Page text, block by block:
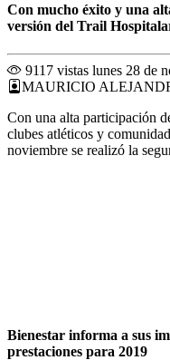
Con mucho éxito y una
versión del Trail
9117 vistas lunes 28 de
MAURICIO
Con una alta participación
clubes atléticos y
noviembre se realizó la
Bienestar informa a sus
prestaciones para 2019